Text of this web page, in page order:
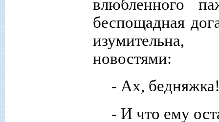
влюбленного
беспощадная
новостями:
- Ах,
- И что ему